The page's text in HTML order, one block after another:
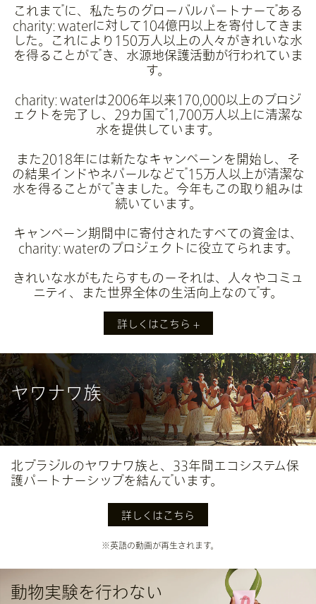
これまでに、私たちのグローバルパートナーである
charity: waterに対して104億円以上を寄付してきま
した。これにより150万人以上の人々がきれいな水
を得ることができ、水源地保護活動が行われていま
す。
charity: waterは2006年以来170,000以上のプロジ
ェクトを完了し、29カ国で1,700万人以上に清潔な
水を提供しています。
また2018年には新たなキャンペーンを開始し、そ
の結果インドやネパールなどで15万人以上が清潔な
水を得ることができました。今年もこの取り組みは
続いています。
キャンペーン期間中に寄付されたすべての資金は、
charity: waterのプロジェクトに役立てられます。
きれいな水がもたらすものーそれは、人々やコミュ
ニティ、また世界全体の生活向上なのです。
詳しくはこちら
きれいな水がもらたすもの
時間
きれいな水を得るために遠くまで行く必要がなければ、その往復
にかかっていた何時間もの時間を取り戻すことができます。
健康
安全な飲料水があれば、より健康に生きることができます。
子供たちは、水が原因で引き起こされた病気により学校を休むこ
とが少なくなり、勉強する時間が増えます。
女性たちは、水汲みに時間をさく代わりに仕事をし、収入を得
詳しくはこちら
ヤワナワ族
北ブラジルのヤワナワ族と、33年間エコシステム保
護パートナーシップを結んでいます。
詳しくはこちら
※英語の動画が再生されます。
動物実験を行わない